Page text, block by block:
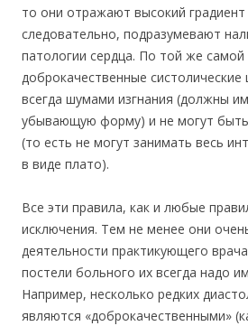
то они отражают высокий градиент
следовательно, подразумевают
патологии сердца. По той же самой
доброкачественные
всегда шумами изгнания (должны
убывающую форму) и не могут быть
(то есть не могут занимать весь
в виде плато).
Все эти правила, как и любые
исключения. Тем не менее они
деятельности практикующего
постели больного их всегда надо
Например, несколько редких
являются «доброкачественными»